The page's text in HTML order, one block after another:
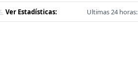
Ver Estadísticas: Ultimas 24 horas: